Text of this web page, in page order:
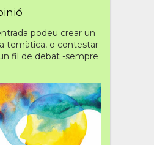
podeu crear un
temàtica, o contestar
fil de debat -sempre